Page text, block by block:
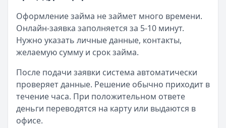
Оформление займа не займет много времени.
Онлайн-заявка заполняется за 5-10 минут.
Нужно указать личные данные, контакты,
желаемую сумму и срок займа.
После подачи заявки система автоматически
проверяет данные. Решение обычно приходит в
течение часа. При положительном ответе
деньги переводятся на карту или выдаются в
офисе.